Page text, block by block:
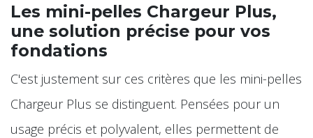
Les mini-pelles Chargeur Plus,
une solution précise pour vos
fondations
C'est justement sur ces critères que les mini-pelles
Chargeur Plus se distinguent. Pensées pour un
usage précis et polyvalent, elles permettent de